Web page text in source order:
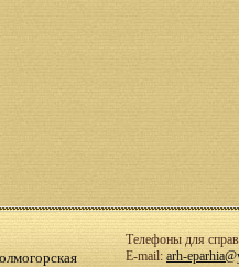
Телефоны для
E-mail: arh-